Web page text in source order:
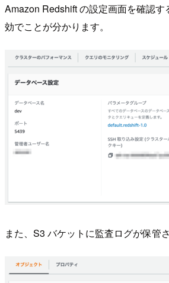
Amazon Redshift の設定画面を確認
効でことが分かります。
また、S3 バケットに監査ログが保管